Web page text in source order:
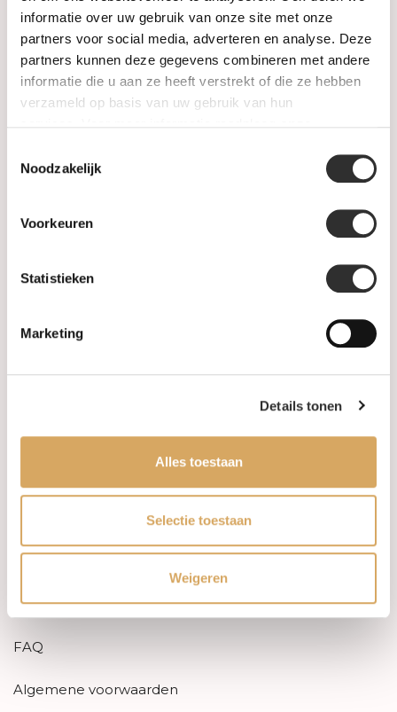
informatie over uw gebruik van onze site met onze
partners voor social media, adverteren en analyse. Deze
partners kunnen deze gegevens combineren met andere
informatie die u aan ze heeft verstrekt of die ze hebben
verzameld op basis van uw gebruik van hun
Noodzakelijk
Voorkeuren
Statistieken
Marketing
Details tonen
Alles toestaan
Selectie toestaan
Weigeren
Garantie & klachten
Betaalmethodes
Categorieën
PRE-OWNED
Over ons
FAQ
Algemene voorwaarden